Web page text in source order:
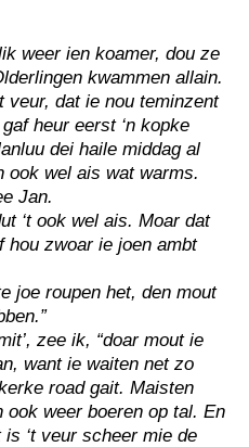
weer ien koamer, dou ze
kwammen allain.
veur, dat ie nou teminzent
heur eerst ‘n kopke
dei haile middag al
ook wel ais wat warms.
Jan.
‘t ook wel ais. Moar dat
hou zwoar ie joen ambt
joe roupen het, den mout
zee ik, “doar mout ie
want ie waiten net zo
road gait. Maisten
ook weer boeren op tal. En
is ‘t veur scheer mie de